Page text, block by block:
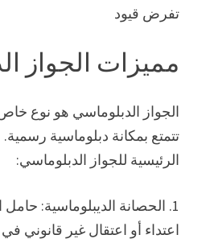
تفرض قيود
مميزات الجواز
الجواز الدبلوماسي هو نوع
تتمتع بمكانة دبلوماسية
الرئيسية للجواز الدبلوماسي:
1. الحصانة الديبلوماسية:
اعتداء أو اعتقال غير قانوني